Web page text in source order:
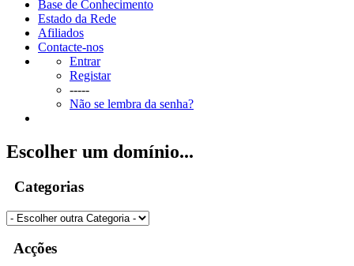
Base de Conhecimento
Estado da Rede
Afiliados
Contacte-nos
Entrar
Registar
-----
Não se lembra da senha?
Escolher um domínio...
Categorias
Acções